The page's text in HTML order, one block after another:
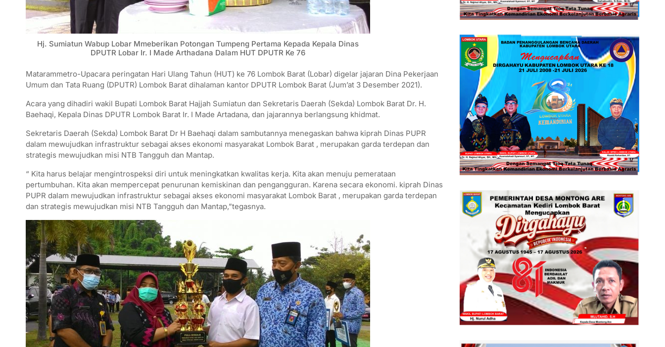
Hj. Sumiatun Wabup Lobar Mmeberikan Potongan Tumpeng Pertama Kepada Kepala Dinas
DPUTR Lobar Ir. I Made Arthadana Dalam HUT DPUTR Ke 76
Matarammetro-Upacara peringatan Hari Ulang Tahun (HUT) ke 76 Lombok Barat (Lobar) digelar jajaran Dina Pekerjaan
Umum dan Tata Ruang (DPUTR) Lombok Barat dihalaman kantor DPUTR Lombok Barat (Jum’at 3 Desember 2021).
Acara yang dihadiri wakil Bupati Lombok Barat Hajjah Sumiatun dan Sekretaris Daerah (Sekda) Lombok Barat Dr. H.
Baehaqi, Kepala Dinas DPUTR Lombok Barat Ir. I Made Artadana, dan jajarannya berlangsung khidmat.
Sekretaris Daerah (Sekda) Lombok Barat Dr H Baehaqi dalam sambutannya menegaskan bahwa kiprah Dinas PUPR
dalam mewujudkan infrastruktur sebagai akses ekonomi masyarakat Lombok Barat , merupakan garda terdepan dan
strategis mewujudkan misi NTB Tangguh dan Mantap.
“ Kita harus belajar mengintrospeksi diri untuk meningkatkan kwalitas kerja. Kita akan menuju pemerataan
pertumbuhan. Kita akan mempercepat penurunan kemiskinan dan pengangguran. Karena secara ekonomi. kiprah Dinas
PUPR dalam mewujudkan infrastruktur sebagai akses ekonomi masyarakat Lombok Barat , merupakan garda terdepan
dan strategis mewujudkan misi NTB Tangguh dan Mantap,”tegasnya.